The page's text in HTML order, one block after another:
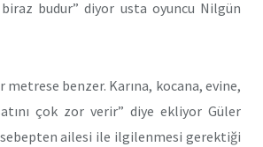
budur” diyor usta oyuncu Nilgün
metrese benzer. Karına, kocana, evine,
çok zor verir” diye ekliyor Güler
ailesi ile ilgilenmesi gerektiği